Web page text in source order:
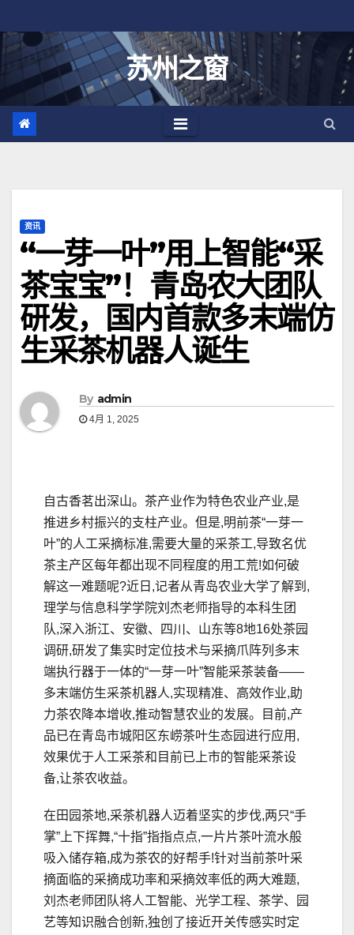
至
苏州之窗
资讯
“一芽一叶”用上智能“采
茶宝宝”！青岛农大团队
研发，国内首款多末端仿
生采茶机器人诞生
By admin
4月 1, 2025
自古香茗出深山。茶产业作为特色农业产业,是
推进乡村振兴的支柱产业。但是,明前茶“一芽一
叶”的人工采摘标准,需要大量的采茶工,导致名优
茶主产区每年都出现不同程度的用工荒!如何破
解这一难题呢?近日,记者从青岛农业大学了解到,
理学与信息科学学院刘杰老师指导的本科生团
队,深入浙江、安徽、四川、山东等8地16处茶园
调研,研发了集实时定位技术与采摘爪阵列多末
端执行器于一体的“一芽一叶”智能采茶装备——
多末端仿生采茶机器人,实现精准、高效作业,助
力茶农降本增收,推动智慧农业的发展。目前,产
品已在青岛市城阳区东崂茶叶生态园进行应用,
效果优于人工采茶和目前已上市的智能采茶设
备,让茶农收益。
在田园茶地,采茶机器人迈着坚实的步伐,两只“手
掌”上下挥舞,“十指”指指点点,一片片茶叶流水般
吸入储存箱,成为茶农的好帮手!针对当前茶叶采
摘面临的采摘成功率和采摘效率低的两大难题,
刘杰老师团队将人工智能、光学工程、茶学、园
艺等知识融合创新,独创了接近开关传感实时定